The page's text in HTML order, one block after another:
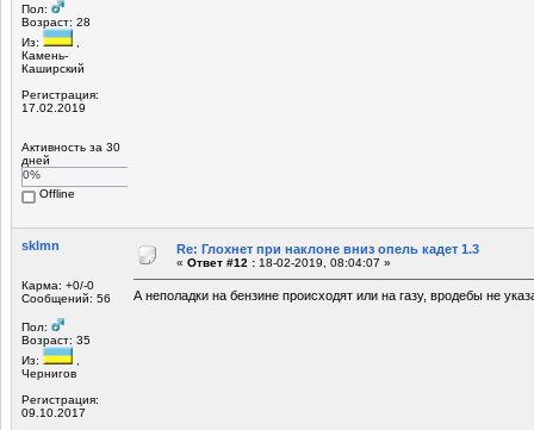
Пол:
Возраст: 28
Из:
Камень-
Каширский
Регистрация:
17.02.2019
Активность за 30
дней
0%
Offline
sklmn
Карма: +0/-0
Сообщений: 56
Пол:
Возраст: 35
Из:
Чернигов
Регистрация:
09.10.2017
Re: Глохнет при наклоне вниз опель кадет 1.3
« Ответ #12 : 18-02-2019, 08:04:07 »
А неполадки на бензине происходят или на газу, вродебы не